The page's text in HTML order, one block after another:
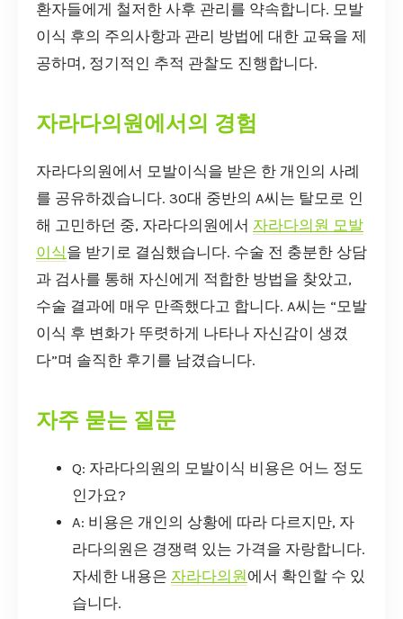
환자들에게 철저한 사후 관리를 약속합니다. 모발
이식 후의 주의사항과 관리 방법에 대한 교육을 제
공하며, 정기적인 추적 관찰도 진행합니다.
자라다의원에서의 경험
자라다의원에서 모발이식을 받은 한 개인의 사례
를 공유하겠습니다. 30대 중반의 A씨는 탈모로 인
해 고민하던 중, 자라다의원에서 자라다의원 모발
이식을 받기로 결심했습니다. 수술 전 충분한 상담
과 검사를 통해 자신에게 적합한 방법을 찾았고,
수술 결과에 매우 만족했다고 합니다. A씨는 “모발
이식 후 변화가 뚜렷하게 나타나 자신감이 생겼
다”며 솔직한 후기를 남겼습니다.
자주 묻는 질문
Q: 자라다의원의 모발이식 비용은 어느 정도
인가요?
A: 비용은 개인의 상황에 따라 다르지만, 자
라다의원은 경쟁력 있는 가격을 자랑합니다.
자세한 내용은 자라다의원 에서 확인할 수 있
습니다.